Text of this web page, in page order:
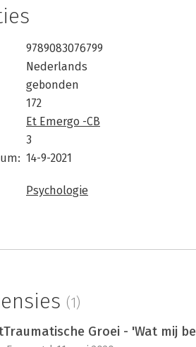
9789083076799
Nederlands
gebonden
172
Et Emergo -CB
3
14-9-2021
Psychologie
(1)
Groei - 'Wat mij